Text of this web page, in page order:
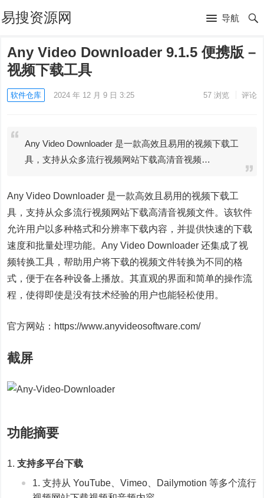
易搜资源网 导航
Any Video Downloader 9.1.5 便携版 –
视频下载工具
软件仓库 2024 年 12 月 9 日 3:25 57浏览 评论
Any Video Downloader 是一款高效且易用的视频下载工
具，支持从众多流行视频网站下载高清音视频…
Any Video Downloader 是一款高效且易用的视频下载工
具，支持从众多流行视频网站下载高清音视频文件。该软件
允许用户以多种格式和分辨率下载内容，并提供快速的下载
速度和批量处理功能。Any Video Downloader 还集成了视
频转换工具，帮助用户将下载的视频文件转换为不同的格
式，便于在各种设备上播放。其直观的界面和简单的操作流
程，使得即使是没有技术经验的用户也能轻松使用。
官方网站：https://www.anyvideosoftware.com/
截屏
功能摘要
支持多平台下载
支持从 YouTube、Vimeo、Dailymotion 等多个流行